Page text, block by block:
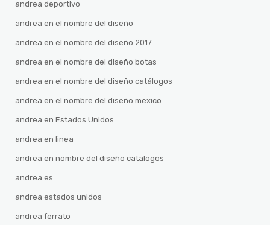
andrea deportivo
andrea en el nombre del diseño
andrea en el nombre del diseño 2017
andrea en el nombre del diseño botas
andrea en el nombre del diseño catálogos
andrea en el nombre del diseño mexico
andrea en Estados Unidos
andrea en linea
andrea en nombre del diseño catalogos
andrea es
andrea estados unidos
andrea ferrato